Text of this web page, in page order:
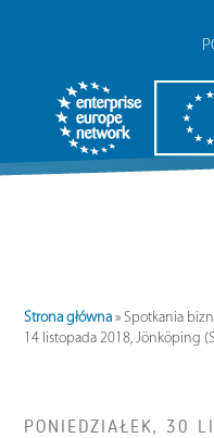
Strona główna »Spotkania
14 listopada 2018, Jönköping
PONIEDZIAŁEK, 30